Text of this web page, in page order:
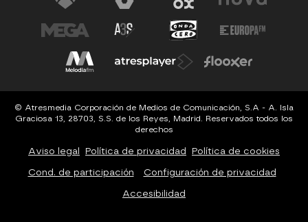
© Atresmedia Corporación de Medios de Comunicación, S.A - A. Isla
Graciosa 13, 28703, S.S. de los Reyes, Madrid. Reservados todos los
derechos
Aviso legal Política de privacidad Política de cookies
Cond. de participación Configuración de privacidad
Accesibilidad